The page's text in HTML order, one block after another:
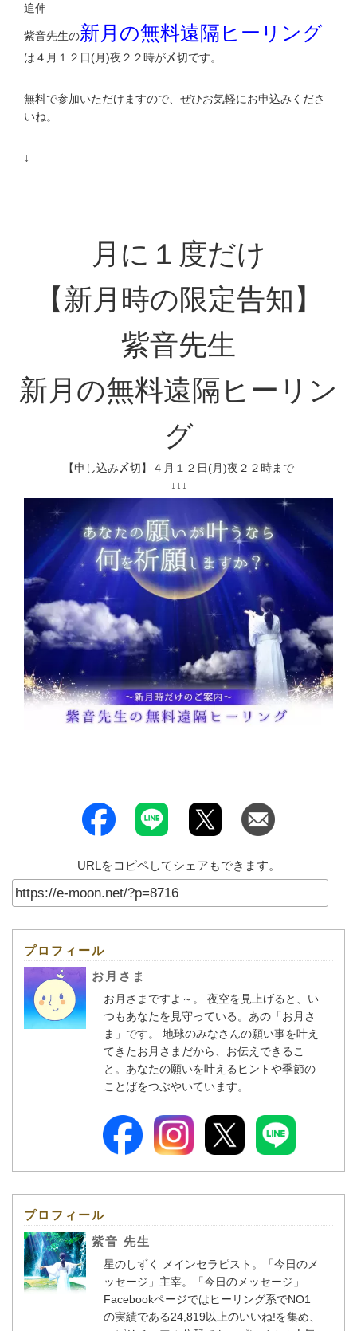
追伸
紫音先生の新月の無料遠隔ヒーリング
は４月１２日(月)夜２２時が〆切です。
無料で参加いただけますので、ぜひお気軽にお申込みくださ
いね。
↓
月に１度だけ
【新月時の限定告知】
紫音先生
新月の無料遠隔ヒーリン
グ
【申し込み〆切】４月１２日(月)夜２２時まで
↓↓↓
URLをコピペしてシェアもできます。
プロフィール
お月さま
お月さまですよ～。 夜空を見上げると、い
つもあなたを見守っている。あの「お月さ
ま」です。 地球のみなさんの願い事を叶え
てきたお月さまだから、お伝えできるこ
と。あなたの願いを叶えるヒントや季節の
ことばをつぶやいています。
プロフィール
紫音 先生
星のしずく メインセラピスト。「今日のメ
ッセージ」主宰。「今日のメッセージ」
Facebookページではヒーリング系でNO1
の実績である24,819以上のいいね!を集め、